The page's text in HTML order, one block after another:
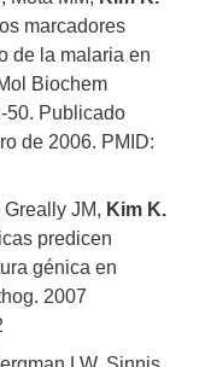
marcadores
de la malaria en
Biochem
50. Publicado
de 2006. PMID:
JM, Kim K.
predicen
génica en
2007